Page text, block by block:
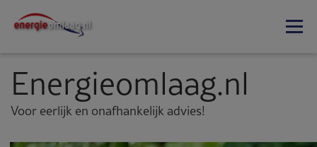
Energieomlaag.nl
Voor eerlijk en onafhankelijk advies!